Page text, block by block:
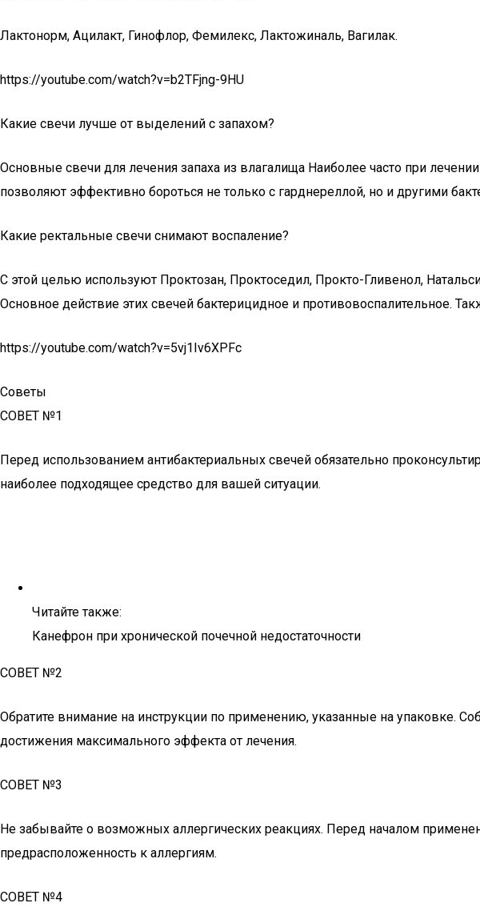
Лактонорм, Ацилакт, Гинофлор, Фемилекс, Лактожиналь, Вагилак.
https://youtube.com/watch?v=b2TFjng-9HU
Какие свечи лучше от выделений с запахом?
Основные свечи для лечения запаха из влагалища Наиболее часто при
позволяют эффективно бороться не только с гарднереллой, но и другими
Какие ректальные свечи снимают воспаление?
С этой целью используют Проктозан, Проктоседил, Прокто-Гливенол,
Основное действие этих свечей бактерицидное и противовоспалительное.
https://youtube.com/watch?v=5vj1Iv6XPFc
Советы
СОВЕТ №1
Перед использованием антибактериальных свечей обязательно
наиболее подходящее средство для вашей ситуации.
Читайте также:
Канефрон при хронической почечной недостаточности
СОВЕТ №2
Обратите внимание на инструкции по применению, указанные на
достижения максимального эффекта от лечения.
СОВЕТ №3
Не забывайте о возможных аллергических реакциях. Перед началом
предрасположенность к аллергиям.
СОВЕТ №4